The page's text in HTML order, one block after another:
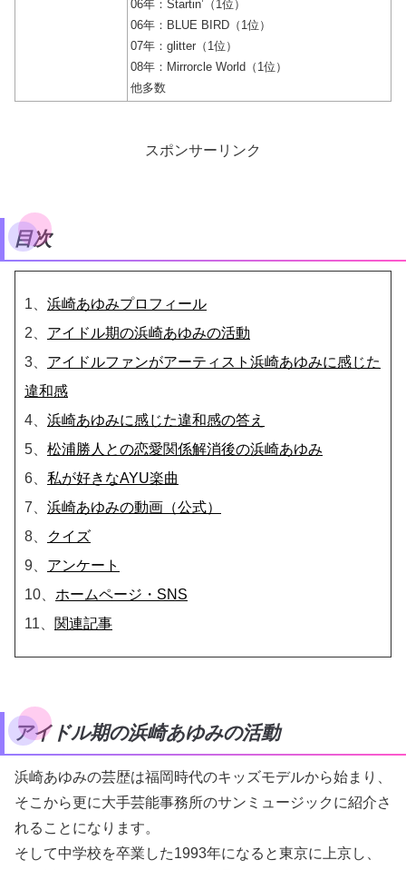
06年：Startin’（1位）
06年：BLUE BIRD（1位）
07年：glitter（1位）
08年：Mirrorcle World（1位）
他多数
スポンサーリンク
目次
1、 浜崎あゆみプロフィール
2、 アイドル期の浜崎あゆみの活動
3、 アイドルファンがアーティスト浜崎あゆみに感じた
違和感
4、 浜崎あゆみに感じた違和感の答え
5、 松浦勝人との恋愛関係解消後の浜崎あゆみ
6、 私が好きなAYU楽曲
7、 浜崎あゆみの動画（公式）
8、
クイズ
9、 アンケート
10、 ホームページ・SNS
11、 関連記事
アイドル期の浜崎あゆみの活動
浜崎あゆみの芸歴は福岡時代のキッズモデルから始まり、
そこから更に大手芸能事務所のサンミュージックに紹介さ
れることになります。
そして中学校を卒業した1993年になると東京に上京し、